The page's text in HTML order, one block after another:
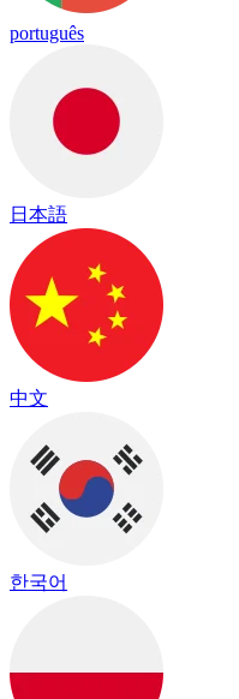
português
日本語
中文
한국어